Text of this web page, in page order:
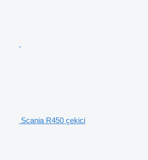
Scania R450 çekici